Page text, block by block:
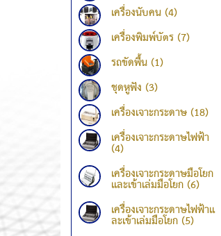
เครื่องนับคน (4)
เครื่องพิมพ์บัตร (7)
รถขัดพื้น (1)
ชุดหูฟัง (3)
เครื่องเจาะกระดาษ (18)
เครื่องเจาะกระดาษไฟฟ้า
(4)
เครื่องเจาะกระดาษมือโยก
และเข้าเล่มมือโยก (6)
เครื่องเจาะกระดาษไฟฟ้าแ
ละเข้าเล่มมือโยก (5)